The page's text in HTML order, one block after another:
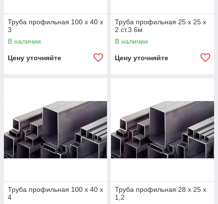
Труба профильная 100 х 40 х
3
В наличии
Цену уточняйте
Труба профильная 25 х 25 х
2 ст.3 6м
В наличии
Цену уточняйте
Труба профильная 100 х 40 х
4
Труба профильная 28 х 25 х
1,2